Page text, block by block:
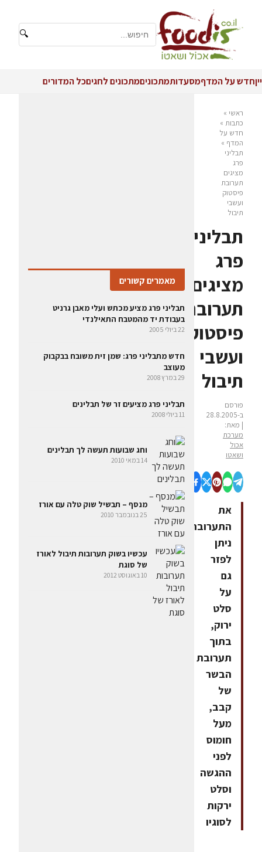
🔍
ייןחדש על המדףמסעדותמתכוניםמתכונים לחגיםכל המדורים
ראשי »
כתבות »
חדש על
המדף »
תבליני
פרג
מציגים
תערובת
פיסטוק
ועשבי
תיבול
תבליני
פרג
מציגים
תערובת
פיסטוק
ועשבי
תיבול
פורסם
ב-28.8.2005
| מאת:
מערכת
אכול
ושאטו
את
התערובת
ניתן
לפזר
גם
על
סלט
ירוק,
בתוך
תערובת
הבשר
של
קבב,
מעל
חומוס
לפני
ההגשה
וסלט
ירקות
לסוגיו
מאמרים קשורים
תבליני פרג מציע מכתש ועלי מאבן גרניט
בעבודת יד מהמטבח התאילנדי
22 ביולי 2005
חדש מתבליני פרג: שמן זית משובח בבקבוק
מעוצב
29 במרץ 2008
תבליני פרג מציעים זר של תבלינים
11 ביולי 2008
וחג שבועות תעשה לך תבלינים
14 במאי 2010
מנסף – תבשיל שוק טלה עם אורז
25 בנובמבר 2010
עכשיו בשוק תערובות תיבול לאורז
של סוגת
10 באוגוסט 2012